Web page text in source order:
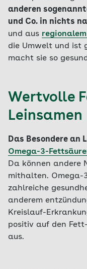
anderen
und Co. in nichts
und aus
die Umwelt und ist
macht sie so
Wertvolle
Leinsamen
Das Besondere an
Omega-3-
Da können andere
mithalten. Omega-
zahlreiche
anderem
Kreislauf-
positiv auf den
aus.